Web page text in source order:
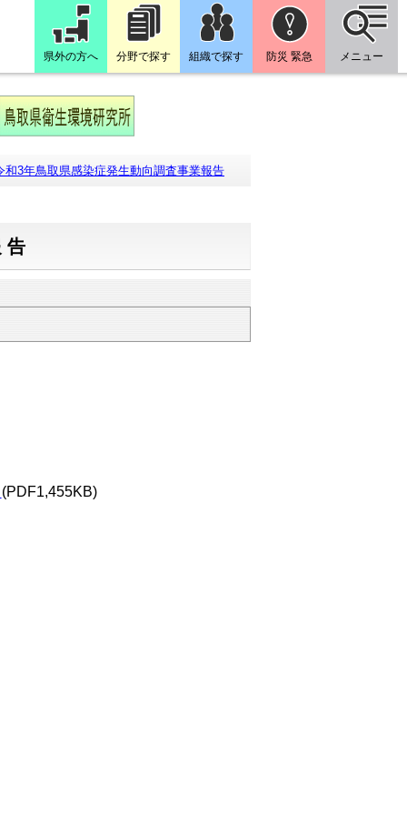
県外の方へ 分野で探す 組織で探す 防災 緊急 メニュー
和3年鳥取県感染症発生動向調査事業報告
(PDF1,455KB)